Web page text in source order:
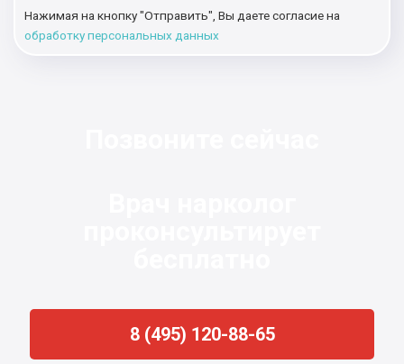
Нажимая на кнопку "Отправить", Вы даете согласие на
обработку персональных данных
8 (495) 120-88-65